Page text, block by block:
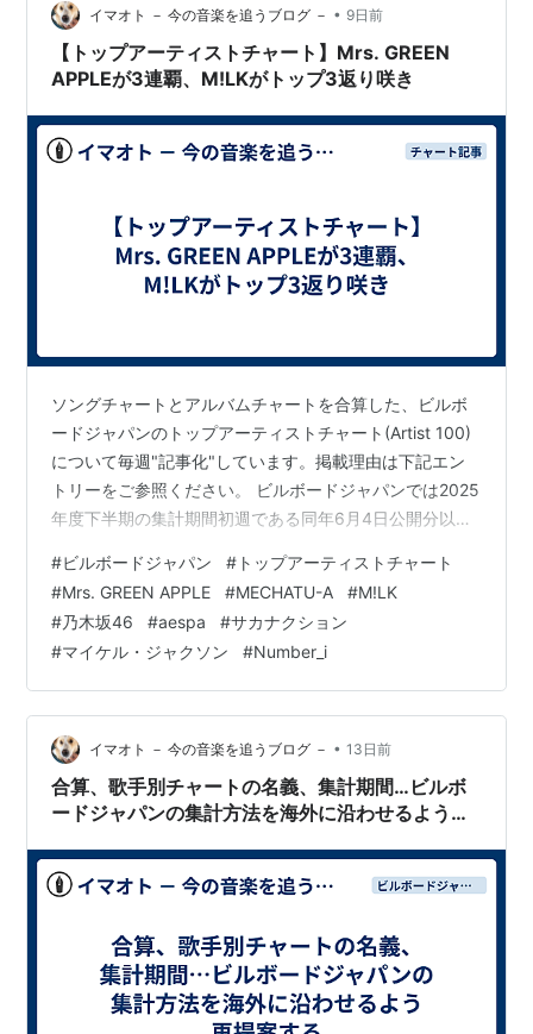
イマオト － 今の音楽を追うブログ － • 9日前
【トップアーティストチャート】Mrs. GREEN
APPLEが3連覇、M!LKがトップ3返り咲き
ソングチャートとアルバムチャートを合算した、ビルボ
ードジャパンのトップアーティストチャート(Artist 100)
について毎週"記事化"しています。掲載理由は下記エン
トリーをご参照ください。 ビルボードジャパンでは2025
年度下半期の集計期間初週である同年6月4日公開分以
ミング指標においてリカレントルールを導入。Streaming
SongsチャートおよびStreaming Albumsチャート(後者は
未公表)を指標化する際、ソングチャートは総合100位以
内に52週、アルバムチャートでは同26週ランクインした
作品に対し、翌週以降減算処理を施しま…
#ビルボードジャパン # トップアーティストチャート
#Mrs. GREEN APPLE #MECHATU-A #M!LK
#乃木坂46 #aespa #サカナクション
#マイケル・ジャクソン #Number_i
イマオト － 今の音楽を追うブログ － • 13日前
合算、歌手別チャートの名義、集計期間…ビルボ
ードジャパンの集計方法を海外に沿わせるよう再